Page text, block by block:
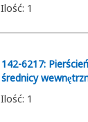
Ilość: 1
142-6217:
średnicy
Ilość: 1